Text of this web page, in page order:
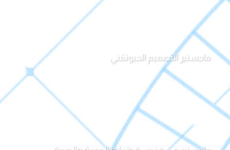
ماجستير التصميم الجيوتقني